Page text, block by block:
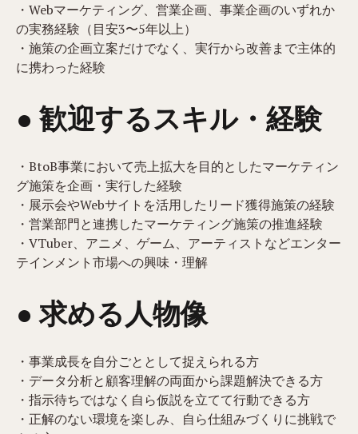
・Webマーケティング、営業企画、事業企画のいずれか
の実務経験（目安3〜5年以上）
・施策の企画立案だけでなく、実行から改善まで主体的
に携わった経験
● 歓迎するスキル・経験
・BtoB事業において売上拡大を目的としたマーケティン
グ施策を企画・実行した経験
・展示会やWebサイトを活用したリード獲得施策の経験
・営業部門と連携したマーケティング施策の推進経験
・VTuber、アニメ、ゲーム、アーティストなどエンター
テインメント市場への興味・理解
● 求める人物像
・事業成長を自分ごととして捉えられる方
・データ分析と顧客理解の両面から課題解決できる方
・指示待ちではなく自ら仮説を立てて行動できる方
・正解のない環境を楽しみ、自ら仕組みづくりに挑戦で